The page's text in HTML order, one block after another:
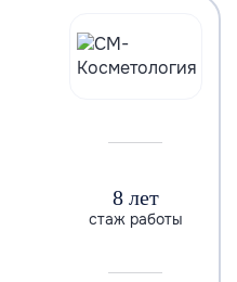
8 лет
стаж работы